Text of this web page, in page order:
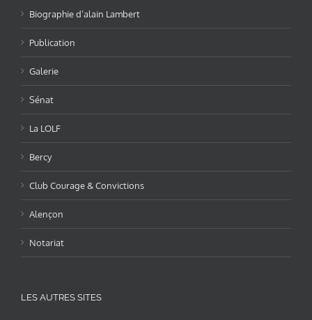
Biographie d’alain Lambert
Publication
Galerie
Sénat
La LOLF
Bercy
Club Courage & Convictions
Alençon
Notariat
LES AUTRES SITES